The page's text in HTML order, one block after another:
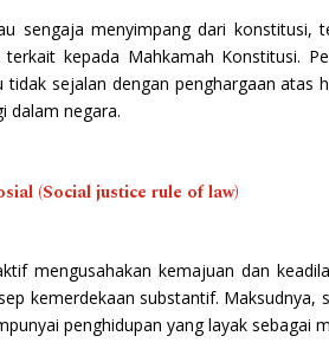
sengaja menyimpang dari
kepada Mahkamah Konstitusi.
sejalan dengan penghargaan
dalam negara.
(Social justice rule of law)
mengusahakan kemajuan dan
kemerdekaan substantif.
penghidupan yang layak sebagai